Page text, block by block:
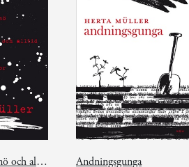
Alltid samma snö och alltid samma farbror Andningsgunga